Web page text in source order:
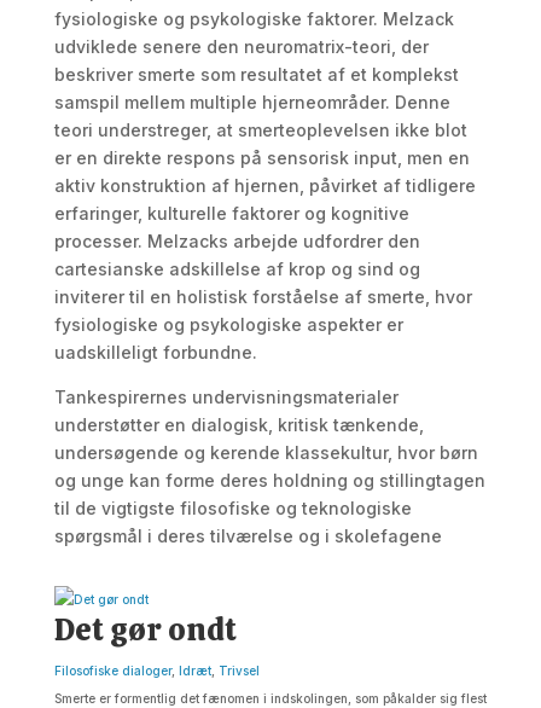
fysiologiske og psykologiske faktorer. Melzack
udviklede senere den neuromatrix-teori, der
beskriver smerte som resultatet af et komplekst
samspil mellem multiple hjerneområder. Denne
teori understreger, at smerteoplevelsen ikke blot
er en direkte respons på sensorisk input, men en
aktiv konstruktion af hjernen, påvirket af tidligere
erfaringer, kulturelle faktorer og kognitive
processer. Melzacks arbejde udfordrer den
cartesianske adskillelse af krop og sind og
inviterer til en holistisk forståelse af smerte, hvor
fysiologiske og psykologiske aspekter er
uadskilleligt forbundne.
Tankespirernes undervisningsmaterialer
understøtter en dialogisk, kritisk tænkende,
undersøgende og kerende klassekultur, hvor børn
og unge kan forme deres holdning og stillingtagen
til de vigtigste filosofiske og teknologiske
spørgsmål i deres tilværelse og i skolefagene
Det gør ondt
Filosofiske dialoger, Idræt, Trivsel
Smerte er formentlig det fænomen i indskolingen, som påkalder sig flest